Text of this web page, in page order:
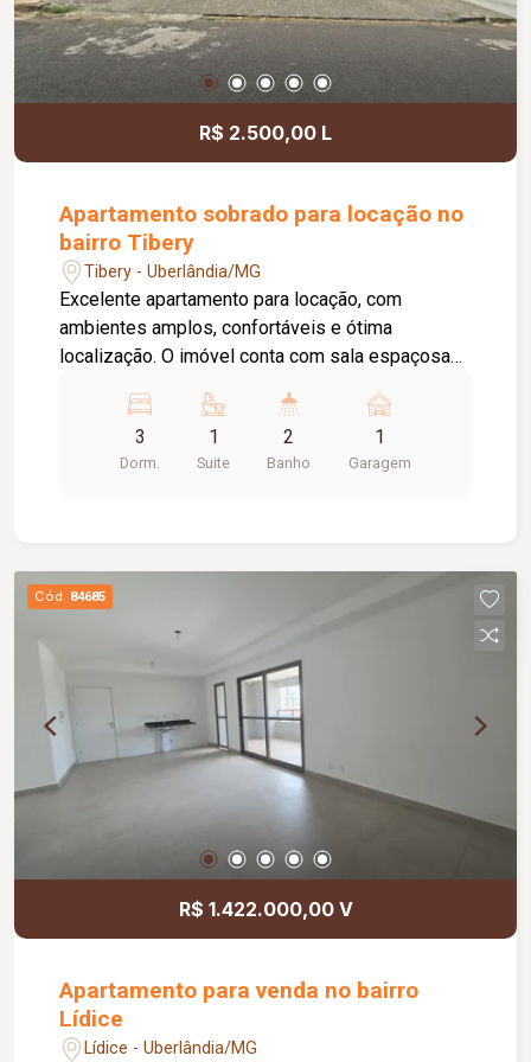
R$ 2.500,00 L
Apartamento sobrado para locação no
bairro Tibery
Tibery - Uberlândia/MG
Excelente apartamento para locação, com
ambientes amplos, confortáveis e ótima
localização. O imóvel conta com sala espaçosa
cooktop e mesa fixa em pedra, além de área de
serviço ampla e funcional. São 03 quartos, sendo
01 suíte climatizada com ar-condicionado,
privilegiada, próxima a diversos comércios,
serviços e principais vias de acesso, o imóvel
fica a apenas 03 minutos do Parque do Sabiá,
garantindo praticidade e qualidade de vida para
sua rotina. Não perca essa oportunidade! Agende
sua visita e venha conhecer seu novo lar.
3
Dorm.
1
Suite
2
Banho
1
Garagem
Cód. 84685
R$ 1.422.000,00 V
Apartamento para venda no bairro
Lídice
Lídice - Uberlândia/MG